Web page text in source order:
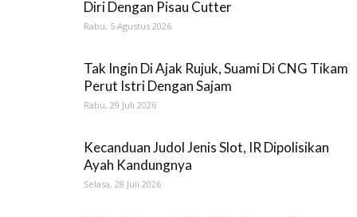
Diri Dengan Pisau Cutter
Rabu, 5 Agustus 2026
Tak Ingin Di Ajak Rujuk, Suami Di CNG Tikam
Perut Istri Dengan Sajam
Rabu, 29 Juli 2026
Kecanduan Judol Jenis Slot, IR Dipolisikan
Ayah Kandungnya
Selasa, 28 Juli 2026